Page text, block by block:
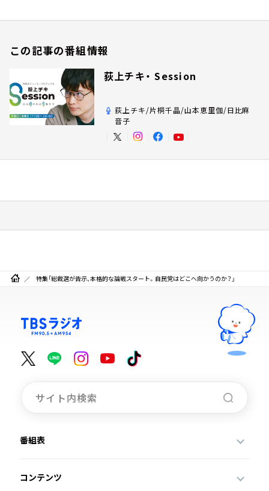
この記事の番組情報
荻上チキ・ Session
荻上チキ/片桐千晶/山本恵里伽/日比麻
音子
特集「総裁選が告示、本格的な論戦スタート。自民党はどこへ向かうのか？」
番組表
コンテンツ